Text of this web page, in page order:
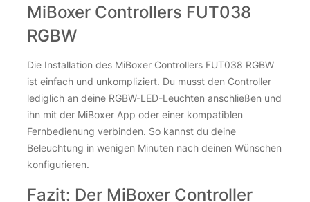
MiBoxer Controllers FUT038
RGBW
Die Installation des MiBoxer Controllers FUT038 RGBW
ist einfach und unkompliziert. Du musst den Controller
lediglich an deine RGBW-LED-Leuchten anschließen und
ihn mit der MiBoxer App oder einer kompatiblen
Fernbedienung verbinden. So kannst du deine
Beleuchtung in wenigen Minuten nach deinen Wünschen
konfigurieren.
Fazit: Der MiBoxer Controller